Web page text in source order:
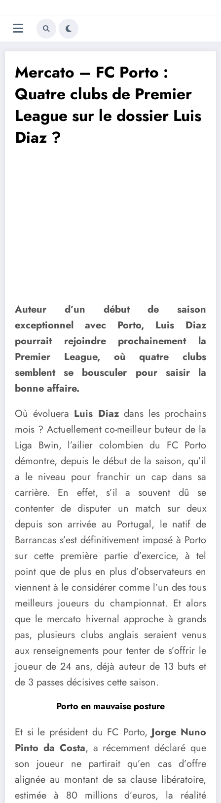
au
contenu
Trivela
L'actualité du football
Mercato – FC Porto :
Quatre clubs de Premier
League sur le dossier Luis
Diaz ?
Auteur d’un début de saison
exceptionnel avec Porto, Luis Diaz
pourrait rejoindre prochainement la
Premier League, où quatre clubs
semblent se bousculer pour saisir la
bonne affaire.
Où évoluera Luis Diazdans les prochains
mois ? Actuellement co-meilleur buteur de la
Liga Bwin, l’ailier colombien du FC Porto
démontre, depuis le début de la saison, qu’il
a le niveau pour franchir un cap dans sa
carrière. En effet, s’il a souvent dû se
contenter de disputer un match sur deux
depuis son arrivée au Portugal, le natif de
Barrancas s’est définitivement imposé à Porto
sur cette première partie d’exercice, à tel
point que de plus en plus d’observateurs en
viennent à le considérer comme l’un des tous
meilleurs joueurs du championnat. Et alors
que le mercato hivernal approche à grands
pas, plusieurs clubs anglais seraient venus
aux renseignements pour tenter de s’offrir le
joueur de 24 ans, déjà auteur de 13 buts et
de 3 passes décisives cette saison.
Porto en mauvaise posture
Et si le président du FC Porto, Jorge Nuno
Pinto da Costa, a récemment déclaré que
son joueur ne partirait qu’en cas d’offre
alignée au montant de sa clause libératoire,
estimée à 80 millions d’euros, la réalité